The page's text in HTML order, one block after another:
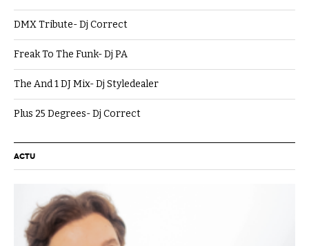
DMX Tribute- Dj Correct
Freak To The Funk- Dj PA
The And 1 DJ Mix- Dj Styledealer
Plus 25 Degrees- Dj Correct
ACTU